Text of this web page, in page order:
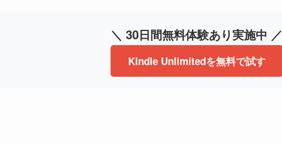
＼ 30日間無料体験あり実施中 ／
Kindle Unlimitedを無料で試す